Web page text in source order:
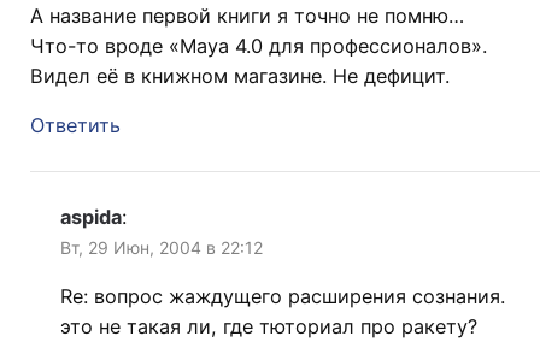
А название первой книги я точно не помню…
Что-то вроде «Maya 4.0 для профессионалов».
Видел её в книжном магазине. Не дефицит.
Ответить
aspida:
Вт, 29 Июн, 2004 в 22:12
Re: вопрос жаждущего расширения сознания.
это не такая ли, где тюториал про ракету?